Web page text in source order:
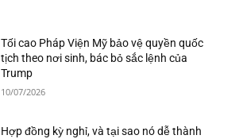
Tối cao Pháp Viện Mỹ bảo vệ quyền quốc
tịch theo nơi sinh, bác bỏ sắc lệnh của
Trump
10/07/2026
Hợp đồng kỳ nghỉ, và tại sao nó dễ thành